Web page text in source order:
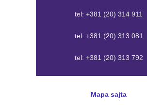
tel: +381 (20) 314 911
tel: +381 (20) 313 081
tel: +381 (20) 313 792
Mapa sajta